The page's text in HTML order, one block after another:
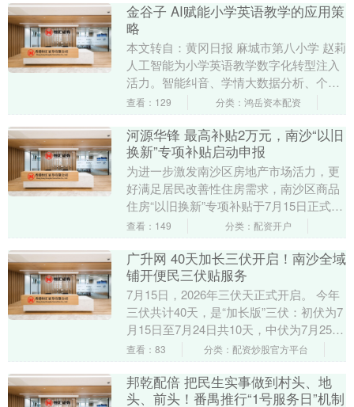
金谷子 AI赋能小学英语教学的应用策
略
本文转自：黄冈日报 麻城市第八小学 赵莉
人工智能为小学英语教学数字化转型注入
活力。智能纠音、学情大数据分析、个性
化作业推送等功能，有效破解了传统教学
查看：129 分类：鸿岳资本配资
河源华锋 最高补贴2万元，南沙“以旧
换新”专项补贴启动申报
为进一步激发南沙区房地产市场活力，更
好满足居民改善性住房需求，南沙区商品
住房“以旧换新”专项补贴于7月15日正式启
动申报。详情 如果你正打算在南沙安家，
查看：149 分类：配资开户
广升网 40天加长三伏开启！南沙全域
铺开便民三伏贴服务
7月15日，2026年三伏天正式开启。 今年
三伏共计40天，是“加长版”三伏：初伏为7
月15日至7月24日共10天，中伏为7月25日
至8月13日，为期20天；末....
查看：83 分类：配资炒股官方平台
邦乾配倍 把民生实事做到村头、地
头、前头！番禺推行“1号服务日”机制